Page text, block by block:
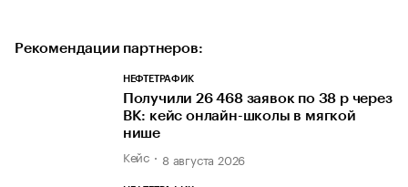
Рекомендации партнеров:
НЕФТЕТРАФИК
Получили 26 468 заявок по 38 р через
ВК: кейс онлайн-школы в мягкой
нише
Кейс 8 августа 2026